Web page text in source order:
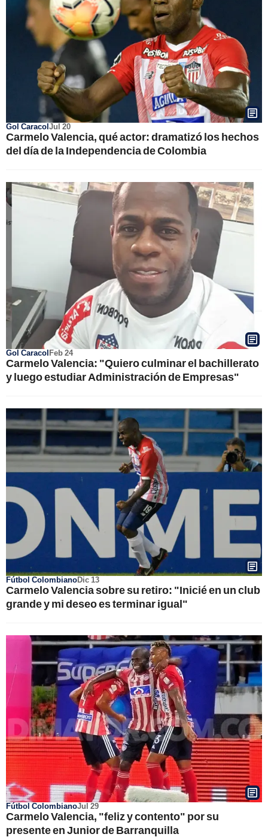
Gol CaracolJul 20
Carmelo Valencia, qué actor: dramatizó los hechos
del día de la Independencia de Colombia
Gol CaracolFeb 24
Carmelo Valencia: "Quiero culminar el bachillerato
y luego estudiar Administración de Empresas"
Fútbol ColombianoDic 13
Carmelo Valencia sobre su retiro: "Inicié en un club
grande y mi deseo es terminar igual"
Fútbol ColombianoJul 29
Carmelo Valencia, "feliz y contento" por su
presente en Junior de Barranquilla